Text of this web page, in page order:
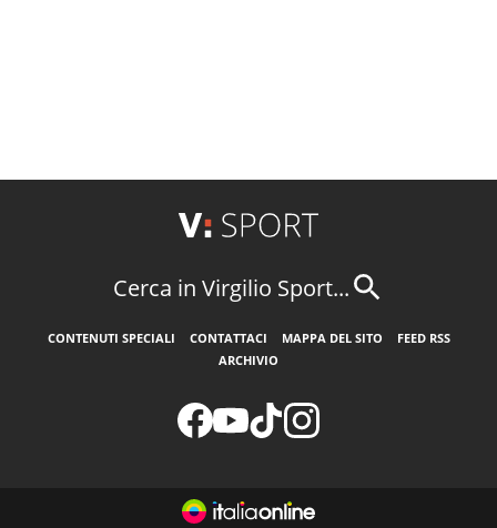
Cerca in Virgilio Sport...
CONTENUTI SPECIALI CONTATTACI MAPPA DEL SITO
FEED RSS
ARCHIVIO